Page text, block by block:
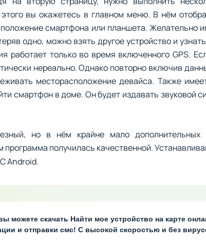
вы окажетесь в главном меню. В нём
смартфона или планшета. Желательно
одно, можно взять другое устройство и
работает только во время включенного GPS.
нереально. Однако повторно включив
месторасположение девайса. Также
смартфон в доме. Он будет издавать звуковой
но в нём крайне мало дополнительных
получилась качественной.
Android.
можете скачать Найти мое устройство на карте
и отправки смс! С высокой скоростью и без